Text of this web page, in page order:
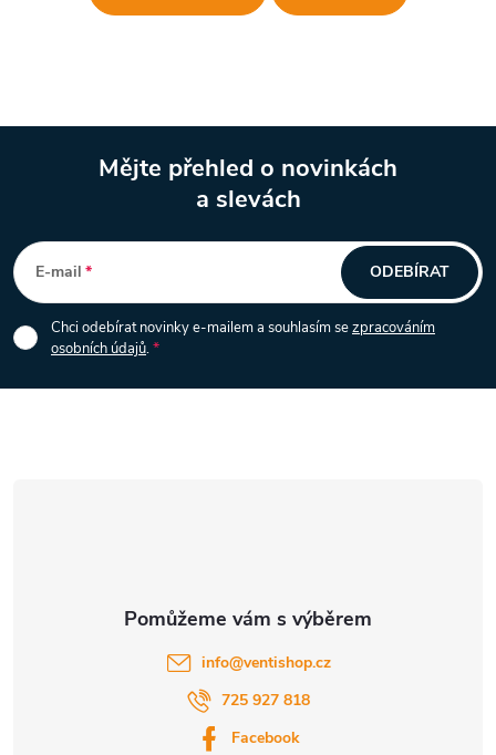
á
p
a
Mějte přehled o novinkách
a slevách
E-mail
Chci odebírat novinky e-mailem a souhlasím sezpracováním
osobních údajů.
ODEBÍRAT
info@ventishop.cz
725 927 818
Facebook